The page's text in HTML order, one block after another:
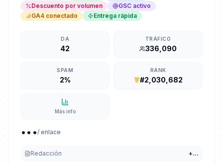
Descuento por volumen
GSC activo
GA4 conectado
Entrega rápida
DA
42
TRÁFICO
336,090
SPAM
2%
RANK
#2,030,682
Más info
.../ enlace
Redacción +...